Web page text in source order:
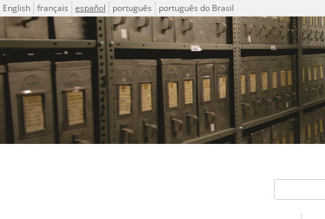
Idioma
English français español português português do Brasil
Descriptions for archival
ICA-AtoM Project